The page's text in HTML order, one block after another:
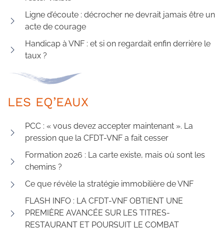
Ligne d’écoute : décrocher ne devrait jamais être un
acte de courage
Handicap à VNF : et si on regardait enfin derrière le
taux ?
LES EQ’EAUX
PCC : « vous devez accepter maintenant ». La
pression que la CFDT-VNF a fait cesser
Formation 2026 : La carte existe, mais où sont les
chemins ?
Ce que révèle la stratégie immobilière de VNF
FLASH INFO : LA CFDT-VNF OBTIENT UNE
PREMIÈRE AVANCÉE SUR LES TITRES-
RESTAURANT ET POURSUIT LE COMBAT